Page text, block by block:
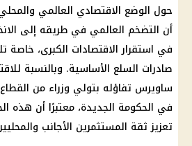
حول الوضع الاقتصادي العالمي
أن التضخم العالمي في طريقه إلى
في استقرار الاقتصادات الكبرى،
صادرات السلع الأساسية. وبالنسبة
ساويرس تفاؤله بتولي وزراء من
في الحكومة الجديدة، معتبرًا أن
تعزيز ثقة المستثمرين الأجانب